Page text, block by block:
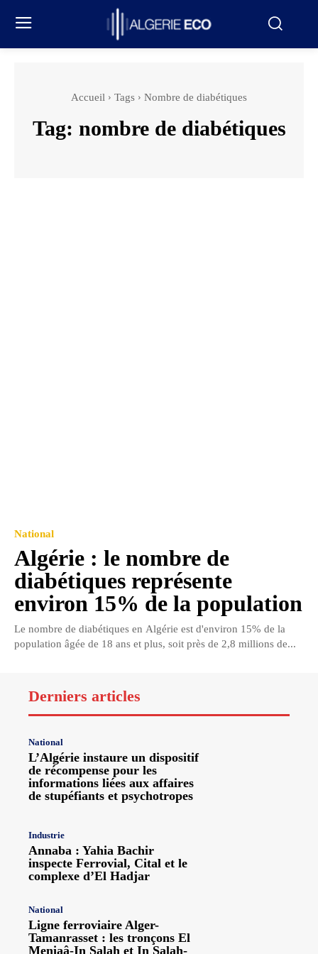
Accueil Tags Nombre de diabétiques
Tag: nombre de diabétiques
National
Algérie : le nombre de
diabétiques représente
environ 15% de la population
Le nombre de diabétiques en Algérie est d'environ 15% de la
population âgée de 18 ans et plus, soit près de 2,8 millions de...
Derniers articles
National
L’Algérie instaure un dispositif
de récompense pour les
informations liées aux affaires
de stupéfiants et psychotropes
Industrie
Annaba : Yahia Bachir
inspecte Ferrovial, Cital et le
complexe d’El Hadjar
National
Ligne ferroviaire Alger-
Tamanrasset : les tronçons El
Meniaâ-In Salah et In Salah-